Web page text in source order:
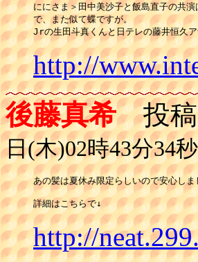
ににさま＞田中美沙子と飯島直子の共
で、また似て蝶ですが。
http://
後藤真希投稿
日(木)02時43分34秒
あの髪は夏休み限定らしいので安心しま
詳細はこちらで↓
http://